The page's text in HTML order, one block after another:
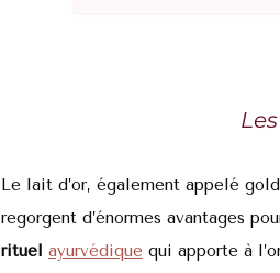
Le lait d’or, également appelé
regorgent d’énormes avantages
rituel ayurvédique qui apporte à